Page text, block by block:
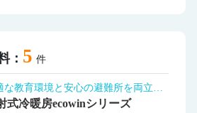
： 5 件
快適な教育環境と安心の避難所を両立します
式冷暖房ecowinシリーズ